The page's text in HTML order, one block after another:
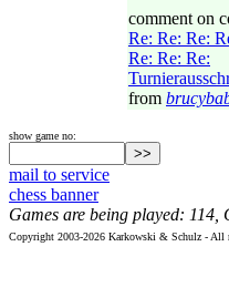
comment on
Re: Re: Re:
Re: Re: Re:
from
show game no:
mail to service
chess banner
Games are being played:
Copyright 2003-2026 Karkowski & Schulz - All